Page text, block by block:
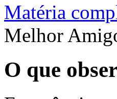
Matéria
Melhor
O que